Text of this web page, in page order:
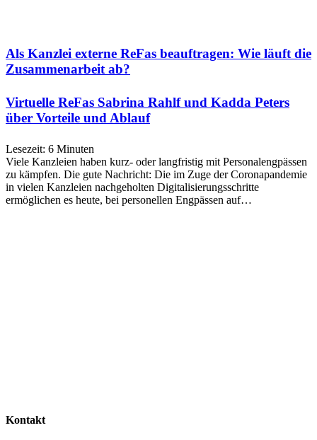
Als Kanzlei externe ReFas beauftragen: Wie läuft die
Zusammenarbeit ab?
Virtuelle ReFas Sabrina Rahlf und Kadda Peters
über Vorteile und Ablauf
Lesezeit: 6 Minuten
Viele Kanzleien haben kurz- oder langfristig mit Personalengpässen
zu kämpfen. Die gute Nachricht: Die im Zuge der Coronapandemie
in vielen Kanzleien nachgeholten Digitalisierungsschritte
ermöglichen es heute, bei personellen Engpässen auf…
Kontakt